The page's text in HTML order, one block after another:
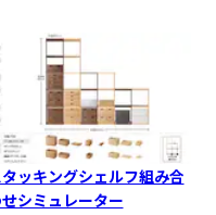
ッキングシェルフ組み合
シミュレーター